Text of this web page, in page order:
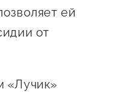
ей
от
«Лучик»